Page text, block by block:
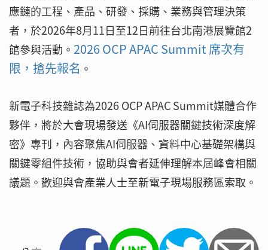
應鏈的工程、產品、研發、採購、業務與管理決策
者，於2026年8月11日至12日前往台北南港展覽館2
館參與活動。 2026 OCP APAC Summit 席次有
限，搶先報名 。
新電子科技雜誌為2026 OCP APAC Summit媒體合作
夥伴，將於大會現場發送《AI伺服器關鍵技術深度解
密》專刊，內容聚焦AI伺服器、資料中心基礎架構與
關鍵零組件技術，協助與會者延伸理解本屆峰會相關
議題。歡迎與會產業人士至新電子現場服務區索取。